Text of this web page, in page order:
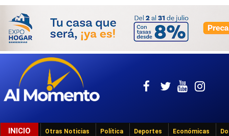
INICIO Otras Noticias Política Deportes Económicas